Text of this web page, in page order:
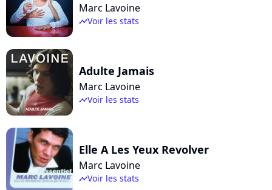
Marc Lavoine
timelineVoir les stats
Adulte Jamais
Marc Lavoine
timelineVoir les stats
Elle A Les Yeux Revolver
Marc Lavoine
timelineVoir les stats